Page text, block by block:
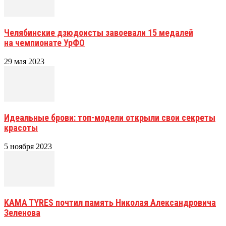
Челябинские дзюдоисты завоевали 15 медалей
на чемпионате УрФО
29 мая 2023
Идеальные брови: топ-модели открыли свои секреты
красоты
5 ноября 2023
KAMA TYRES почтил память Николая Александровича
Зеленова